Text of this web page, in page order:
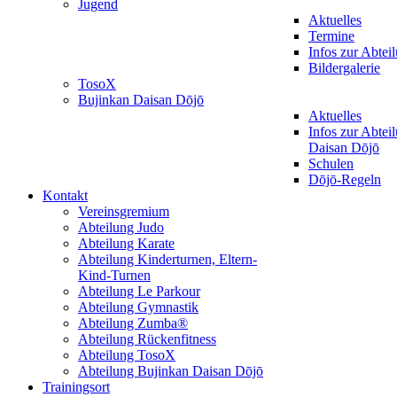
Jugend
Aktuelles
Termine
Infos zur
Bildergalerie
TosoX
Bujinkan Daisan Dōjō
Aktuelles
Infos zur
Daisan Dōjō
Schulen
Dōjō-Regeln
Kontakt
Vereinsgremium
Abteilung Judo
Abteilung Karate
Abteilung Kinderturnen, Eltern-
Kind-Turnen
Abteilung Le Parkour
Abteilung Gymnastik
Abteilung Zumba®
Abteilung Rückenfitness
Abteilung TosoX
Abteilung Bujinkan Daisan Dōjō
Trainingsort